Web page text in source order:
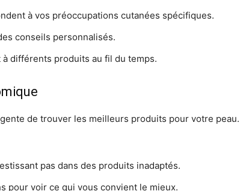
à vos préoccupations cutanées spécifiques.
conseils personnalisés.
différents produits au fil du temps.
de trouver les meilleurs produits pour votre peau.
pas dans des produits inadaptés.
pour voir ce qui vous convient le mieux.